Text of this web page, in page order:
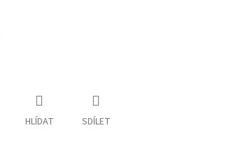
HLÍDAT SDÍLET